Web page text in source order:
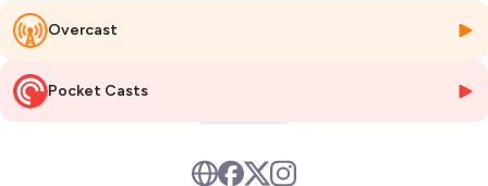
Overcast
Pocket Casts